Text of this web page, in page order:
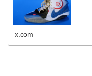
x.com